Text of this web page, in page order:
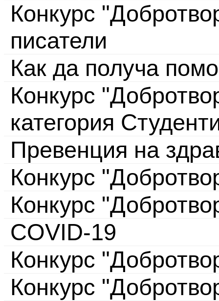
Конкурс
писатели
Как да получа
Конкурс
категория
Превенция на
Конкурс
Конкурс
COVID-19
Конкурс
Конкурс